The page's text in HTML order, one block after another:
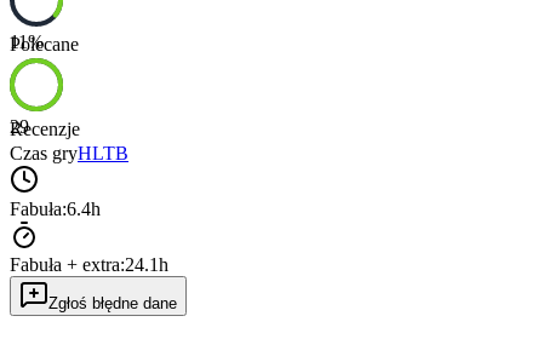
11%
Polecane
29
Recenzje
Czas gryHLTB
Fabuła:6.4h
Fabuła + extra:24.1h
Zgłoś błędne dane